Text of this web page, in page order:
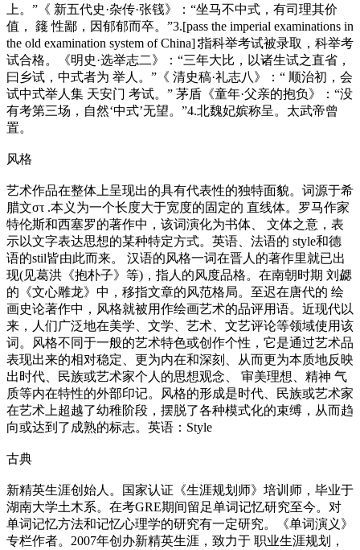
上。”《 新五代史·杂传·张篯》：“坐马不中式，有司理其价
值， 籛 性鄙，因郁郁而卒。”3.[pass the imperial examinations in
the old examination system of China]∶指科举考试被录取，科举考
试合格。《明史·选举志二》：“三年大比，以诸生试之直省，
曰乡试，中式者为 举人。”《 清史稿·礼志八》：“ 顺治初，会
试中式举人集 天安门 考试。” 茅盾《童年·父亲的抱负》：“没
有考第三场，自然‘中式’无望。”4.北魏妃嫔称呈。太武帝曾
置。
风格
艺术作品在整体上呈现出的具有代表性的独特面貌。词源于希
腊文στ .本义为一个长度大于宽度的固定的 直线体。罗马作家
特伦斯和西塞罗的著作中，该词演化为书体、 文体之意，表
示以文字表达思想的某种特定方式。英语、法语的 style和德
语的stil皆由此而来。 汉语的风格一词在晋人的著作里就已出
现(见葛洪《抱朴子》等)，指人的风度品格。在南朝时期 刘勰
的《文心雕龙》中，移指文章的风范格局。至迟在唐代的 绘
画史论著作中，风格就被用作绘画艺术的品评用语。近现代以
来，人们广泛地在美学、文学、艺术、文艺评论等领域使用该
词。风格不同于一般的艺术特色或创作个性，它是通过艺术品
表现出来的相对稳定、更为内在和深刻、从而更为本质地反映
出时代、民族或艺术家个人的思想观念、 审美理想、精神 气
质等内在特性的外部印记。风格的形成是时代、民族或艺术家
在艺术上超越了幼稚阶段，摆脱了各种模式化的束缚，从而趋
向或达到了成熟的标志。英语：Style
古典
新精英生涯创始人。国家认证《生涯规划师》培训师，毕业于
湖南大学土木系。在考GRE期间留足单词记忆研究至今。对
单词记忆方法和记忆心理学的研究有一定研究。《单词演义》
专栏作者。2007年创办新精英生涯，致力于 职业生涯规划，